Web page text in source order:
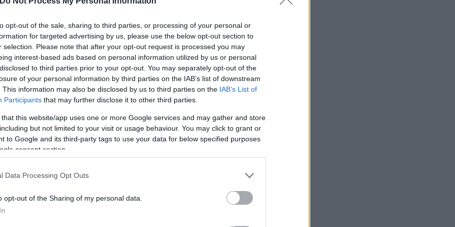
opt-out of the sale, sharing to third parties, or processing of your personal or
for targeted advertising by us, please use the below opt-out section to
selection. Please note that after your opt-out request is processed you may
interest-based ads based on personal information utilized by us or personal
to third parties prior to your opt-out. You may separately opt-out of the
of your personal information by third parties on the IAB’s list of downstream
This information may also be disclosed by us to third parties on the IAB’s List of
Participants that may further disclose it to other third parties.
that this website/app uses one or more Google services and may gather and store
but not limited to your visit or usage behaviour. You may click to grant or
to Google and its third-party tags to use your data for below specified purposes
consent section.
Data Processing Opt Outs
opt-out of the Sharing of my personal data.
είναι ισχυρότερη διπλωματικά, γεωστρατηγικά και αμυντικά
Flash.grστην αναζήτηση τηςGoogle